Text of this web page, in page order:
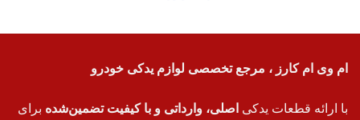
ام وی ام کارز ، مرجع تخصصی لوازم یدکی خودرو
با ارائه قطعات یدکی اصلی، وارداتی و با کیفیت تضمین‌شده برای